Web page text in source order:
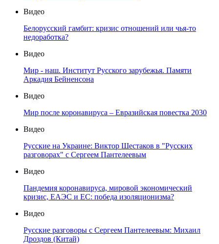
Видео
Белорусский гамбит: кризис отношений или чья-то
недоработка?
Видео
Мир - наш. Институт Русского зарубежья. Памяти
Аркадия Бейненсона
Видео
Мир после коронавируса – Евразийская повестка 2030
Видео
Русские на Украине: Виктор Шестаков в "Русских
разговорах" с Сергеем Пантелеевым
Видео
Пандемия коронавируса, мировой экономический
кризис, ЕАЭС и ЕС: победа изоляционизма?
Видео
Русские разговоры с Сергеем Пантелеевым: Михаил
Дроздов (Китай)